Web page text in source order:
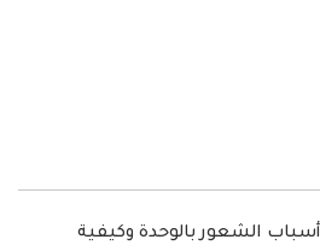
أسباب الشعور بالوحدة وكيفية